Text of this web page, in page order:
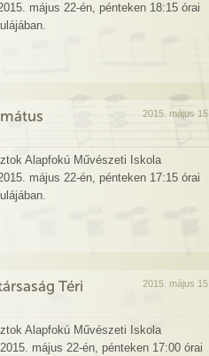
május 22-én, pénteken 18:15 órai
2015. május 15.
Alapfokú Művészeti Iskola
május 22-én, pénteken 17:15 órai
2015. május 15.
Téri
Alapfokú Művészeti Iskola
május 22-én, pénteken 17:00 órai